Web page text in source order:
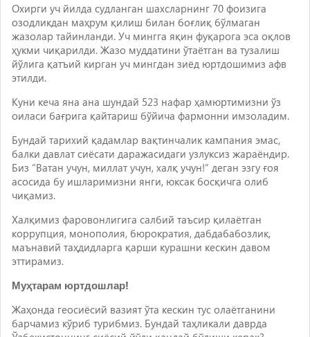
Охирги уч йилда судланган шахсларнинг 70 фоизига
озодликдан маҳрум қилиш билан боғлиқ бўлмаган
жазолар тайинланди. Уч мингга яқин фуқарога эса оқлов
ҳукми чиқарилди. Жазо муддатини ўтаётган ва тузалиш
йўлига қатъий кирган уч мингдан зиёд юртдошимиз афв
этилди.
Куни кеча яна ана шундай 523 нафар ҳамюртимизни ўз
оиласи бағрига қайтариш бўйича фармонни имзоладим.
Бундай тарихий қадамлар вақтинчалик кампания эмас,
балки давлат сиёсати даражасидаги узлуксиз жараёндир.
Биз “Ватан учун, миллат учун, халқ учун!” деган эзгу ғоя
асосида бу ишларимизни янги, юксак босқичга олиб
чиқамиз.
Халқимиз фаровонлигига салбий таъсир қилаётган
коррупция, монополия, бюрократия, дабдабабозлик,
маънавий таҳдидларга қарши курашни кескин давом
эттирамиз.
Муҳтарам юртдошлар!
Жаҳонда геосиёсий вазият ўта кескин тус олаётганини
барчамиз кўриб турибмиз. Бундай таҳликали даврда